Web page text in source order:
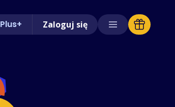
Plus+ Zaloguj się